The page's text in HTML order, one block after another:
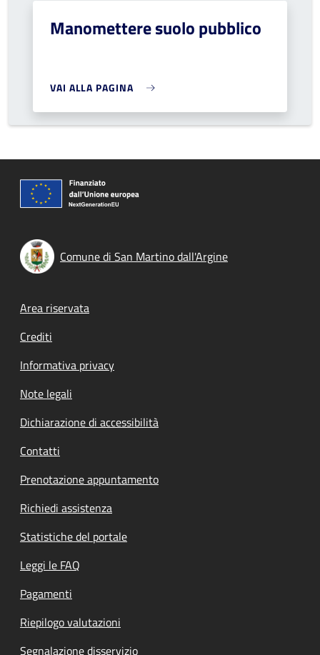
Manomettere suolo pubblico
VAI ALLA PAGINA
Comune di San Martino dall'Argine
Footer menu
Area riservata
Crediti
Informativa privacy
Note legali
Dichiarazione di accessibilità
Contatti
Prenotazione appuntamento
Richiedi assistenza
Statistiche del portale
Leggi le FAQ
Pagamenti
Riepilogo valutazioni
Segnalazione disservizio